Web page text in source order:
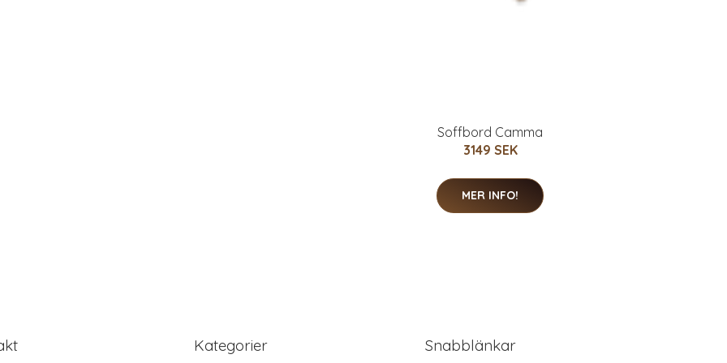
Soffbord Camma
3149 SEK
MER INFO!
Kategorier Snabblänkar